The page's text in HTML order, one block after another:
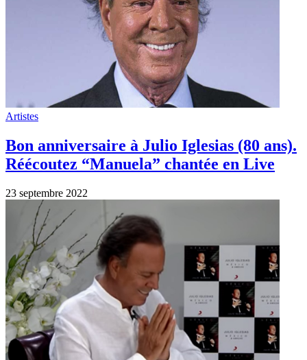
Artistes
Bon anniversaire à Julio Iglesias (80 ans).
Réécoutez “Manuela” chantée en Live
23 septembre 2022